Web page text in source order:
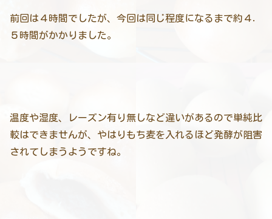
前回は４時間でしたが、今回は同じ程度になるまで約４．
５時間がかかりました。
温度や湿度、レーズン有り無しなど違いがあるので単純比
較はできませんが、やはりもち麦を入れるほど発酵が阻害
されてしまうようですね。